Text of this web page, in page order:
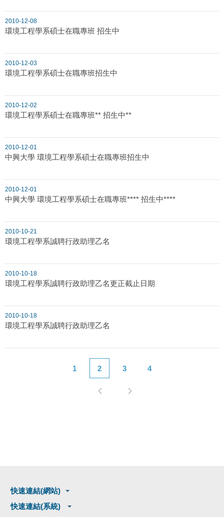
2010-12-08
環境工程學系碩士在職專班 招生中
2010-12-03
環境工程學系碩士在職專班招生中
2010-12-02
環境工程學系碩士在職專班** 招生中**
2010-12-01
中興大學 環境工程學系碩士在職專班招生中
2010-12-01
中興大學 環境工程學系碩士在職專班**** 招生中****
2010-10-21
環境工程學系誠聘行政助理乙名
2010-10-18
環境工程學系誠聘行政助理乙名更正截止日期
2010-10-18
環境工程學系誠聘行政助理乙名
1 2 3 4
快速連結(網站)
快速連結(系統)